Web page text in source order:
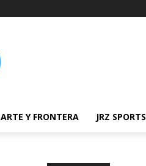
ARTE Y FRONTERA JRZ SPORTS